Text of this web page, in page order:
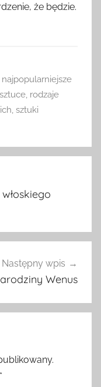
że będzie.
najpopularniejsze
rodzaje
sztuki
Następny wpis
Wenus
*